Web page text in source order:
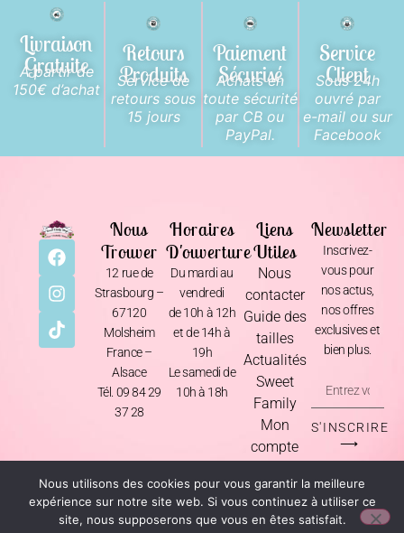
Livraison
Gratuite
A partir de
150€ d’achat
Retours
Produits
Service de
retours sous
15 jours
Paiement
Sécurisé
Achats en
toute sécurité
par CB ou
PayPal.
Service
Client
Sous 24h
ouvré par
e-mail ou sur
Facebook
Nous
Trouver
12 rue de
Strasbourg –
67120
Molsheim
France –
Alsace
Tél. 09 84 29
37 28
Horaires
D'ouverture
Du mardi au
vendredi
de 10h à 12h
et de 14h à
19h
Le samedi de
10h à 18h
Liens
Utiles
Nous
contacter
Guide des
tailles
Actualités
Sweet
Family
Mon
compte
Newsletter
Inscrivez-
vous pour
nos actus,
nos offres
exclusives et
bien plus.
S'INSCRIRE
⟶
Mentions Légales•CGV •Livraison & Retours• Politique de Confidentialité
© 2026 Sweet Candy Shop – Fait avec amour
Nous utilisons des cookies pour vous garantir la meilleure
expérience sur notre site web. Si vous continuez à utiliser ce
site, nous supposerons que vous en êtes satisfait.